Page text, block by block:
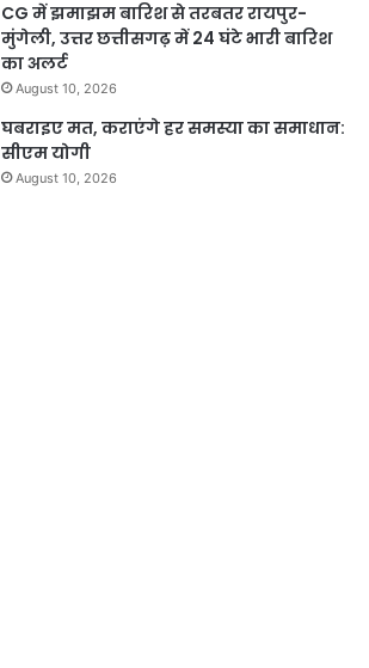
CG में झमाझम बारिश से तरबतर रायपुर-
मुंगेली, उत्तर छत्तीसगढ़ में 24 घंटे भारी बारिश
का अलर्ट
August 10, 2026
घबराइए मत, कराएंगे हर समस्या का समाधान:
सीएम योगी
August 10, 2026